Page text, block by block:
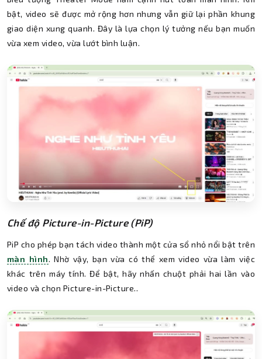
bật, video sẽ được mở rộng hơn nhưng vẫn giữ lại phần khung
giao diện xung quanh. Đây là lựa chọn lý tưởng nếu bạn muốn
vừa xem video, vừa lướt bình luận.
Chế độ Picture-in-Picture (PiP)
PiP cho phép bạn tách video thành một cửa sổ nhỏ nổi bật trên
màn hình. Nhờ vậy, bạn vừa có thể xem video vừa làm việc
khác trên máy tính. Để bật, hãy nhấn chuột phải hai lần vào
video và chọn Picture-in-Picture..